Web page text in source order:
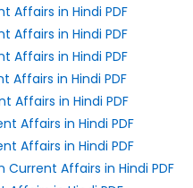
Affairs in Hindi PDF
Affairs in Hindi PDF
Affairs in Hindi PDF
Affairs in Hindi PDF
Affairs in Hindi PDF
Affairs in Hindi PDF
Affairs in Hindi PDF
Current Affairs in Hindi PDF